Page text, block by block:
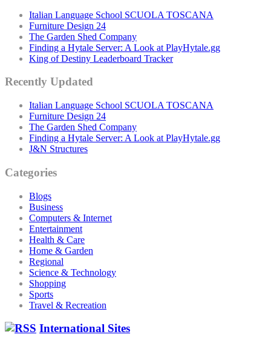
Italian Language School SCUOLA TOSCANA
Furniture Design 24
The Garden Shed Company
Finding a Hytale Server: A Look at PlayHytale.gg
King of Destiny Leaderboard Tracker
Recently Updated
Italian Language School SCUOLA TOSCANA
Furniture Design 24
The Garden Shed Company
Finding a Hytale Server: A Look at PlayHytale.gg
J&N Structures
Categories
Blogs
Business
Computers & Internet
Entertainment
Health & Care
Home & Garden
Regional
Science & Technology
Shopping
Sports
Travel & Recreation
International Sites